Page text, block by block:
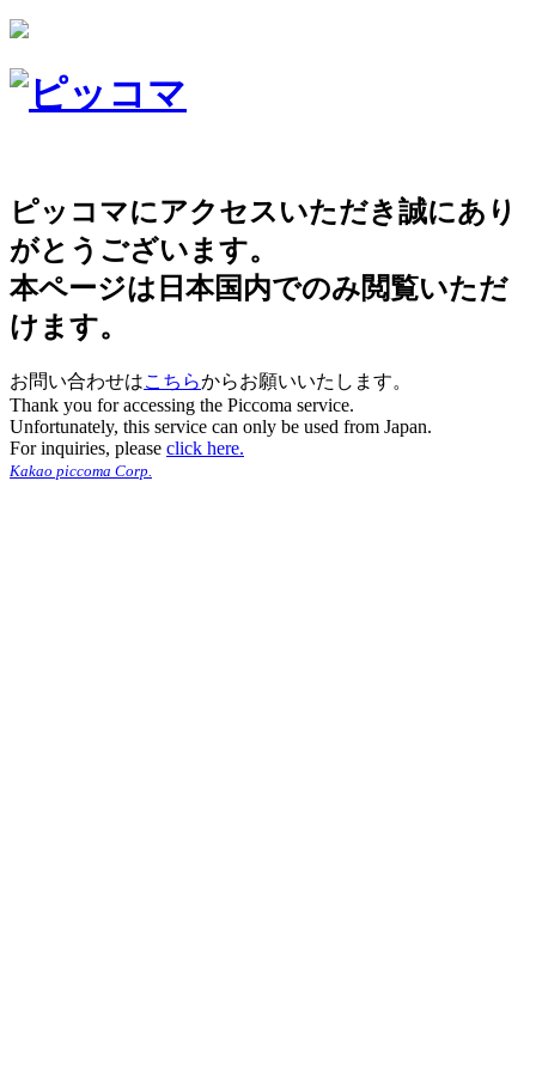
ピッコマにアクセスいただき誠にあり
がとうございます。
本ページは日本国内でのみ閲覧いただ
けます。
お問い合わせはこちらからお願いいたします。
Thank you for accessing the Piccoma service.
Unfortunately, this service can only be used from Japan.
For inquiries, please click here.
Kakao piccoma Corp.